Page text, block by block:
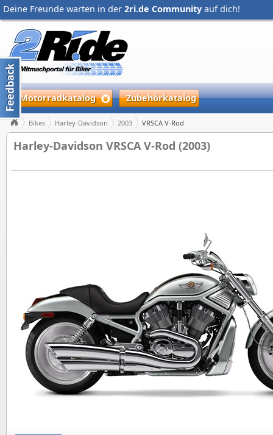
Deine Freunde warten in der 2ri.de Community auf dich!
Motorradkatalog Zubehörkatalog
Bikes Harley-Davidson 2003 VRSCA V-Rod
Harley-Davidson VRSCA V-Rod (2003)